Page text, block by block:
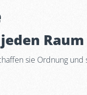
Raum
sie Ordnung